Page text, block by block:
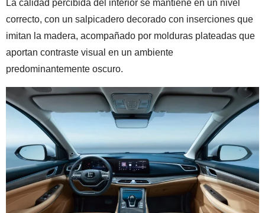
La calidad percibida del interior se mantiene en un nivel
correcto, con un salpicadero decorado con inserciones que
imitan la madera, acompañado por molduras plateadas que
aportan contraste visual en un ambiente
predominantemente oscuro.